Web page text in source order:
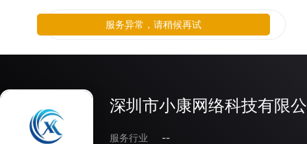
深圳市小康网络科技有限
服务行业
--
服务异常，请稍候再试